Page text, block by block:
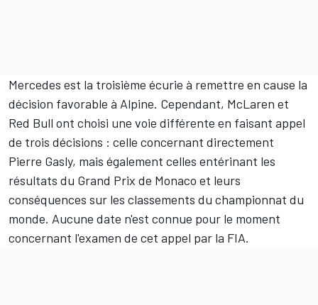
Mercedes est la troisième écurie à remettre en cause la
décision favorable à Alpine. Cependant, McLaren et
Red Bull ont choisi une voie différente en faisant appel
de trois décisions : celle concernant directement
Pierre Gasly, mais également celles entérinant les
résultats du Grand Prix de Monaco et leurs
conséquences sur les classements du championnat du
monde. Aucune date n'est connue pour le moment
concernant l'examen de cet appel par la FIA.